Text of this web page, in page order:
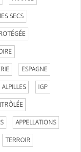
SECS
ESPAGNE
ALPILLES IGP
APPELLATIONS
TERROIR